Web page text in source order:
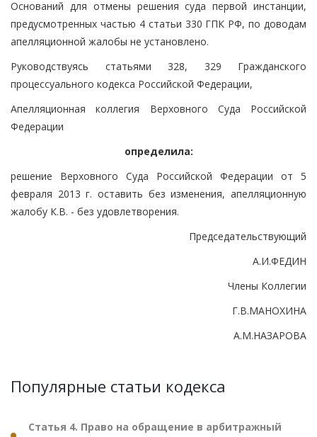
Оснований для отмены решения суда первой инстанции,
предусмотренных частью 4 статьи 330 ГПК РФ, по доводам
апелляционной жалобы не установлено.
Руководствуясь статьями 328, 329 Гражданского
процессуального кодекса Российской Федерации,
Апелляционная коллегия Верховного Суда Российской
Федерации
определила:
решение Верховного Суда Российской Федерации от 5
февраля 2013 г. оставить без изменения, апелляционную
жалобу К.В. - без удовлетворения.
Председательствующий
А.И.ФЕДИН
Члены Коллегии
Г.В.МАНОХИНА
А.М.НАЗАРОВА
Популярные статьи кодекса
Статья 4. Право на обращение в арбитражный